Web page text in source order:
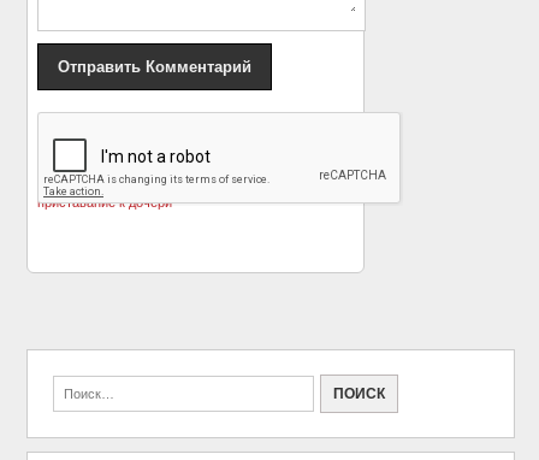
Актёр Пол Сорвино
пригрозил Вайнштейну
убийством за
приставание к дочери
концертом посетит